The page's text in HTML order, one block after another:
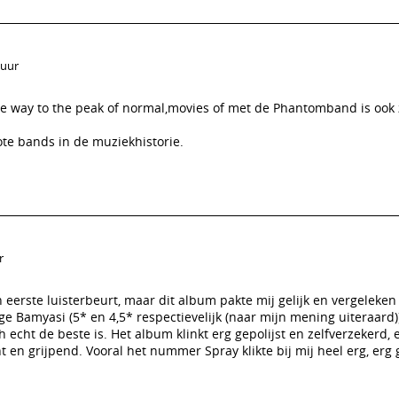
way to the peak of normal,movies of met de Phantomband is ook
bands in de muziekhistorie.
eerste luisterbeurt, maar dit album pakte mij gelijk en
Bamyasi (5* en 4,5* respectievelijk (naar mijn mening
echt de beste is. Het album klinkt erg gepolijst en zelfverzekerd,
en grijpend. Vooral het nummer Spray klikte bij mij heel erg, erg